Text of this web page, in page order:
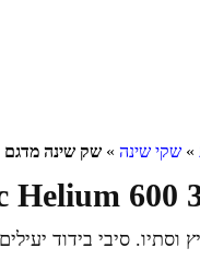
» שקי שינה » שק שינה מדגם Aztec Helium 600 3D – צהוב
וסתיו. סיבי בידוד